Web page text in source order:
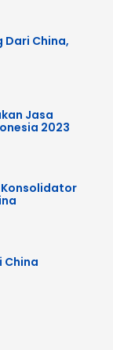
Dari China,
Jasa
2023
Konsolidator
China